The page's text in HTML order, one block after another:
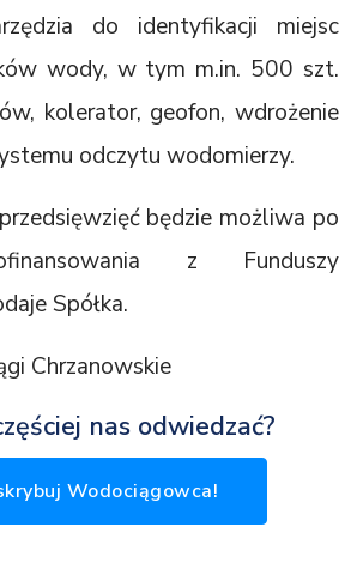
do identyfikacji miejsc
wody, w tym m.in. 500 szt.
kolerator, geofon, wdrożenie
odczytu wodomierzy.
będzie możliwa po
z Funduszy
Spółka.
Chrzanowskie
nas odwiedzać?
Wodociągowca!